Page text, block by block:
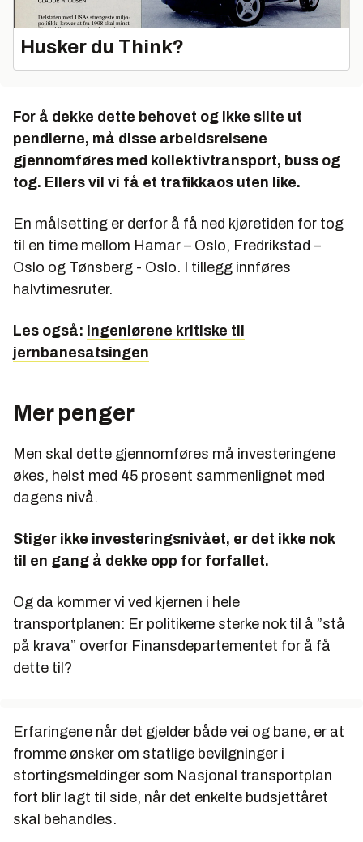
Husker du Think?
For å dekke dette behovet og ikke slite ut
pendlerne, må disse arbeidsreisene
gjennomføres med kollektivtransport, buss og
tog. Ellers vil vi få et trafikkaos uten like.
En målsetting er derfor å få ned kjøretiden for tog
til en time mellom Hamar – Oslo, Fredrikstad –
Oslo og Tønsberg - Oslo. I tillegg innføres
halvtimesruter.
Les også: Ingeniørene kritiske til
jernbanesatsingen
Mer penger
Men skal dette gjennomføres må investeringene
økes, helst med 45 prosent sammenlignet med
dagens nivå.
Stiger ikke investeringsnivået, er det ikke nok
til en gang å dekke opp for forfallet.
Og da kommer vi ved kjernen i hele
transportplanen: Er politikerne sterke nok til å ”stå
på krava” overfor Finansdepartementet for å få
dette til?
Erfaringene når det gjelder både vei og bane, er at
fromme ønsker om statlige bevilgninger i
stortingsmeldinger som Nasjonal transportplan
fort blir lagt til side, når det enkelte budsjettåret
skal behandles.